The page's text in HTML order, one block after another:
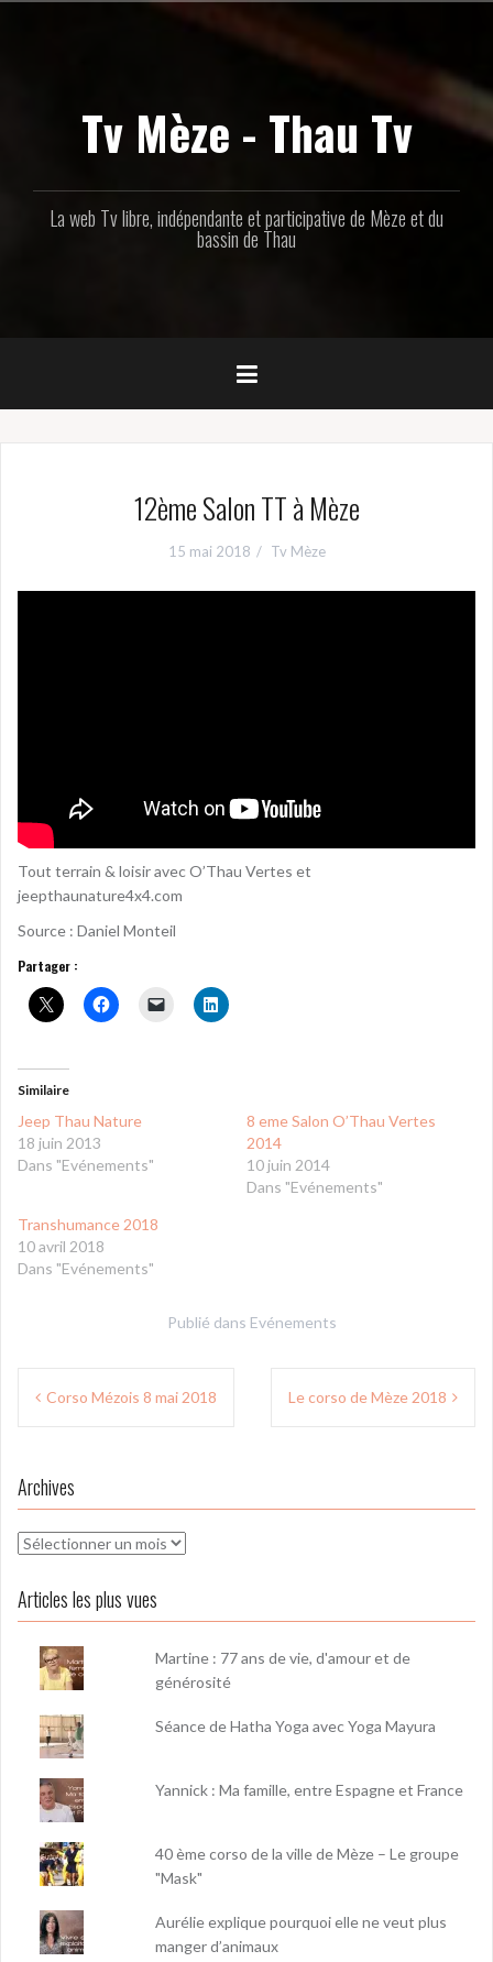
Tv Mèze - Thau Tv
La web Tv libre, indépendante et participative de Mèze et du
bassin de Thau
12ème Salon TT à Mèze
15 mai 2018 Tv Mèze
Tout terrain & loisir avec O’Thau Vertes et
jeepthaunature4x4.com
Source : Daniel Monteil
Partager :
Similaire
Jeep Thau Nature
18 juin 2013
Dans "Evénements"
8 eme Salon O’Thau Vertes
2014
10 juin 2014
Dans "Evénements"
Transhumance 2018
10 avril 2018
Dans "Evénements"
Publié dans Evénements
Navigation
Corso Mézois 8 mai 2018 Le corso de Mèze 2018
Archives
Archives
Articles les plus vues
Martine : 77 ans de vie, d'amour et de
générosité
Séance de Hatha Yoga avec Yoga Mayura
Yannick : Ma famille, entre Espagne et France
40 ème corso de la ville de Mèze – Le groupe
"Mask"
Aurélie explique pourquoi elle ne veut plus
manger d’animaux